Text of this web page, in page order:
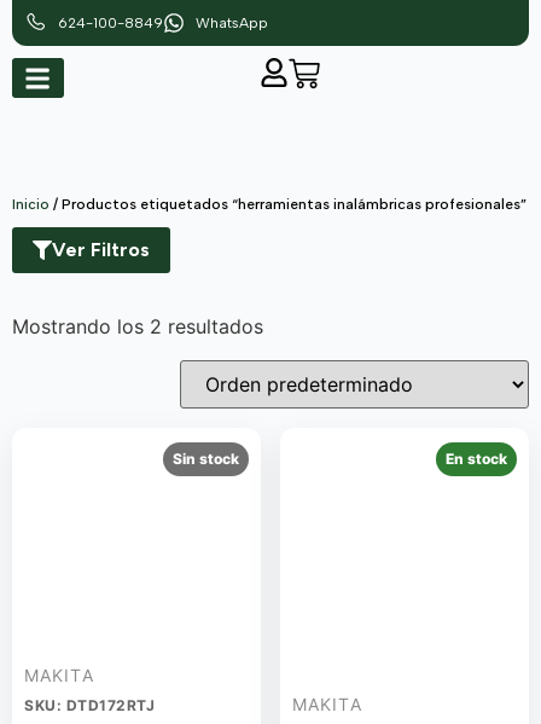
624-100-8849 WhatsApp
Inicio / Productos etiquetados “herramientas inalámbricas profesionales”
Ver Filtros
Mostrando los 2 resultados
Sin stock
MAKITA
SKU: DTD172RTJ
En stock
MAKITA